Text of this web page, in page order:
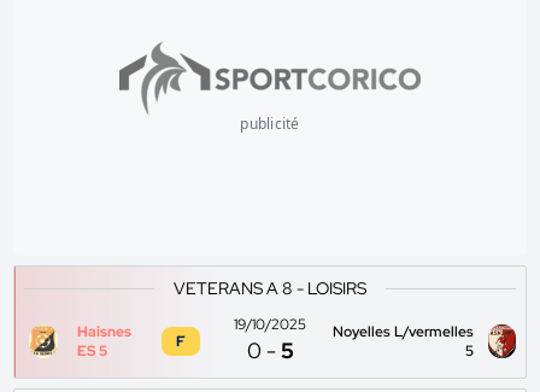
publicité
VETERANS A 8 - LOISIRS
Haisnes
ES 5
F
19/10/2025
0 -5
Noyelles L/vermelles
5